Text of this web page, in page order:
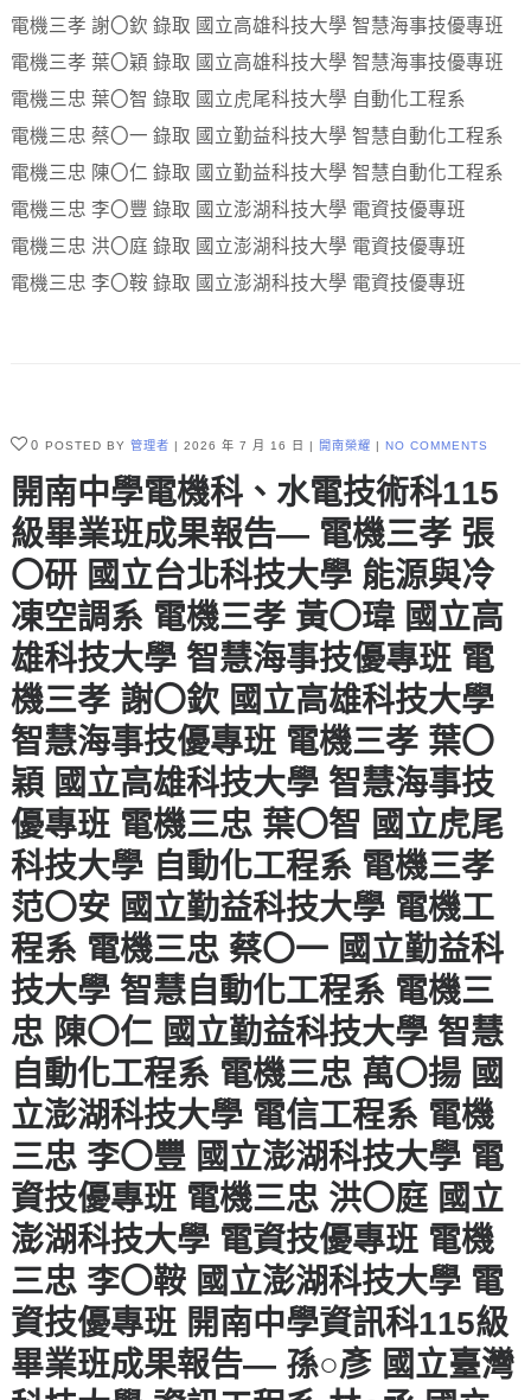
電機三孝 謝〇欽 錄取 國立高雄科技大學 智慧海事技優專班
電機三孝 葉〇穎 錄取 國立高雄科技大學 智慧海事技優專班
電機三忠 葉〇智 錄取 國立虎尾科技大學 自動化工程系
電機三忠 蔡〇一 錄取 國立勤益科技大學 智慧自動化工程系
電機三忠 陳〇仁 錄取 國立勤益科技大學 智慧自動化工程系
電機三忠 李〇豐 錄取 國立澎湖科技大學 電資技優專班
電機三忠 洪〇庭 錄取 國立澎湖科技大學 電資技優專班
電機三忠 李〇鞍 錄取 國立澎湖科技大學 電資技優專班
0 POSTED BY 管理者 2026 年 7 月 16 日 開南榮耀 NO COMMENTS
開南中學電機科、水電技術科115
級畢業班成果報告— 電機三孝 張
〇研 國立台北科技大學 能源與冷
凍空調系 電機三孝 黃〇瑋 國立高
雄科技大學 智慧海事技優專班 電
機三孝 謝〇欽 國立高雄科技大學
智慧海事技優專班 電機三孝 葉〇
穎 國立高雄科技大學 智慧海事技
優專班 電機三忠 葉〇智 國立虎尾
科技大學 自動化工程系 電機三孝
范〇安 國立勤益科技大學 電機工
程系 電機三忠 蔡〇一 國立勤益科
技大學 智慧自動化工程系 電機三
忠 陳〇仁 國立勤益科技大學 智慧
自動化工程系 電機三忠 萬〇揚 國
立澎湖科技大學 電信工程系 電機
三忠 李〇豐 國立澎湖科技大學 電
資技優專班 電機三忠 洪〇庭 國立
澎湖科技大學 電資技優專班 電機
三忠 李〇鞍 國立澎湖科技大學 電
資技優專班 開南中學資訊科115級
畢業班成果報告— 孫○彥 國立臺灣